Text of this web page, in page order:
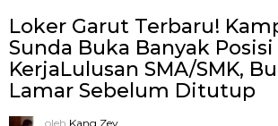
Loker Garut Terbaru!
Sunda Buka Banyak Posisi
KerjaLulusan SMA/SMK,
Lamar Sebelum Ditutup
oleh Kang Zey